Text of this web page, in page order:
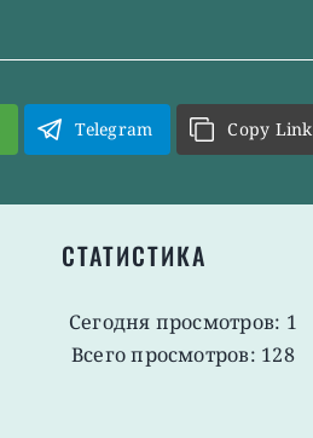
Telegram Copy Link
СТАТИСТИКА
Сегодня просмотров: 1
Всего просмотров: 128